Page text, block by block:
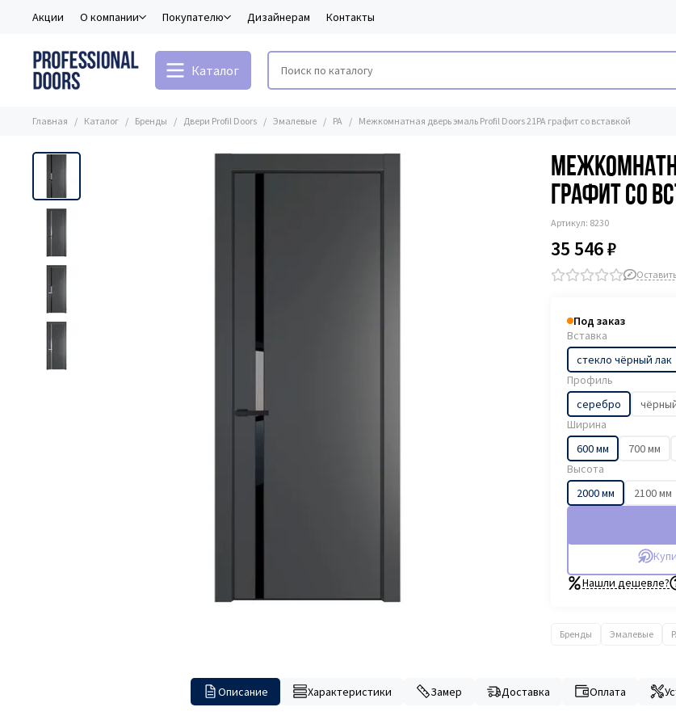
Акции О компании Покупателю Дизайнерам Контакты
Каталог
Главная Каталог Бренды Двери Profil Doors Эмалевые PA Межкомнатная дверь эмаль Profil Doors 21PA графит со вставкой
графит со
Артикул: 8230
35 546 ₽
Под заказ
Вставка
стекло чёрный лак
Профиль
серебро
Ширина
600 мм
700 мм
Высота
2000 мм
2100 мм
Нашли дешевле?
Бренды Эмалевые
Описание Характеристики Замер Доставка Оплата